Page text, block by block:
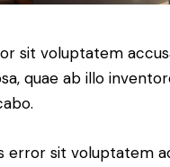
sit voluptatem
quae ab illo
error sit voluptatem